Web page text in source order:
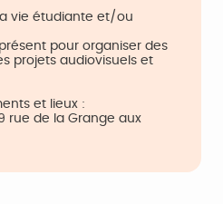
vie étudiante et/ou
pour organiser des
projets audiovisuels et
et lieux :
rue de la Grange aux